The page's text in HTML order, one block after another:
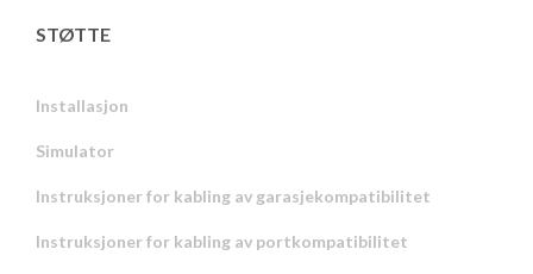
STØTTE
Installasjon
Simulator
Instruksjoner for kabling av garasjekompatibilitet
Instruksjoner for kabling av portkompatibilitet